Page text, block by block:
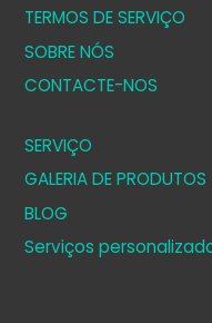
TERMOS DE SERVIÇO
SOBRE NÓS
CONTACTE-NOS
SERVIÇO
GALERIA DE PRODUTOS
BLOG
Serviços